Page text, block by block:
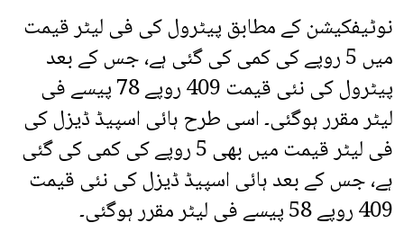
نوٹیفکیشن کے مطابق پیٹرول کی فی لیٹر قیمت
میں 5 روپے کی کمی کی گئی ہے، جس کے بعد
پیٹرول کی نئی قیمت 409 روپے 78 پیسے فی
لیٹر مقرر ہوگئی۔ اسی طرح ہائی اسپیڈ ڈیزل کی
فی لیٹر قیمت میں بھی 5 روپے کی کمی کی گئی
ہے، جس کے بعد ہائی اسپیڈ ڈیزل کی نئی قیمت
409 روپے 58 پیسے فی لیٹر مقرر ہوگئی۔